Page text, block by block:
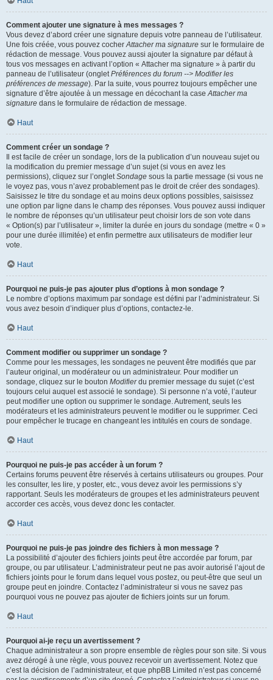
Comment ajouter une signature à mes messages ?
Vous devez d’abord créer une signature depuis votre panneau de l’utilisateur.
Une fois créée, vous pouvez cocherAttacher ma signature sur le formulaire de
rédaction de message. Vous pouvez aussi ajouter la signature par défaut à
tous vos messages en activant l’option « Attacher ma signature » à partir du
panneau de l’utilisateur (ongletPréférences du forum --> Modifier les
préférences de message). Par la suite, vous pourrez toujours empêcher une
signature d’être ajoutée à un message en décochant la caseAttacher ma
signature dans le formulaire de rédaction de message.
Haut
Comment créer un sondage ?
Il est facile de créer un sondage, lors de la publication d’un nouveau sujet ou
la modification du premier message d’un sujet (si vous en avez les
permissions), cliquez sur l’ongletSondage sous la partie message (si vous ne
le voyez pas, vous n’avez probablement pas le droit de créer des sondages).
Saisissez le titre du sondage et au moins deux options possibles, saisissez
une option par ligne dans le champ des réponses. Vous pouvez aussi indiquer
le nombre de réponses qu’un utilisateur peut choisir lors de son vote dans
« Option(s) par l’utilisateur », limiter la durée en jours du sondage (mettre « 0 »
pour une durée illimitée) et enfin permettre aux utilisateurs de modifier leur
vote.
Haut
Pourquoi ne puis-je pas ajouter plus d’options à mon sondage ?
Le nombre d’options maximum par sondage est défini par l’administrateur. Si
vous avez besoin d’indiquer plus d’options, contactez-le.
Haut
Comment modifier ou supprimer un sondage ?
Comme pour les messages, les sondages ne peuvent être modifiés que par
l’auteur original, un modérateur ou un administrateur. Pour modifier un
sondage, cliquez sur le bouton Modifierdu premier message du sujet (c’est
toujours celui auquel est associé le sondage). Si personne n’a voté, l’auteur
peut modifier une option ou supprimer le sondage. Autrement, seuls les
modérateurs et les administrateurs peuvent le modifier ou le supprimer. Ceci
pour empêcher le trucage en changeant les intitulés en cours de sondage.
Haut
Pourquoi ne puis-je pas accéder à un forum ?
Certains forums peuvent être réservés à certains utilisateurs ou groupes. Pour
les consulter, les lire, y poster, etc., vous devez avoir les permissions s’y
rapportant. Seuls les modérateurs de groupes et les administrateurs peuvent
accorder ces accès, vous devez donc les contacter.
Haut
Pourquoi ne puis-je pas joindre des fichiers à mon message ?
La possibilité d’ajouter des fichiers joints peut être accordée par forum, par
groupe, ou par utilisateur. L’administrateur peut ne pas avoir autorisé l’ajout de
fichiers joints pour le forum dans lequel vous postez, ou peut-être que seul un
groupe peut en joindre. Contactez l’administrateur si vous ne savez pas
pourquoi vous ne pouvez pas ajouter de fichiers joints sur un forum.
Haut
Pourquoi ai-je reçu un avertissement ?
Chaque administrateur a son propre ensemble de règles pour son site. Si vous
avez dérogé à une règle, vous pouvez recevoir un avertissement. Notez que
c’est la décision de l’administrateur, et que phpBB Limited n’est pas concerné